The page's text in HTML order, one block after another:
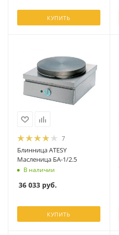
КУПИТЬ
7
Блинница ATESY
Масленица БА-1/2.5
В наличии
36 033 руб.
КУПИТЬ